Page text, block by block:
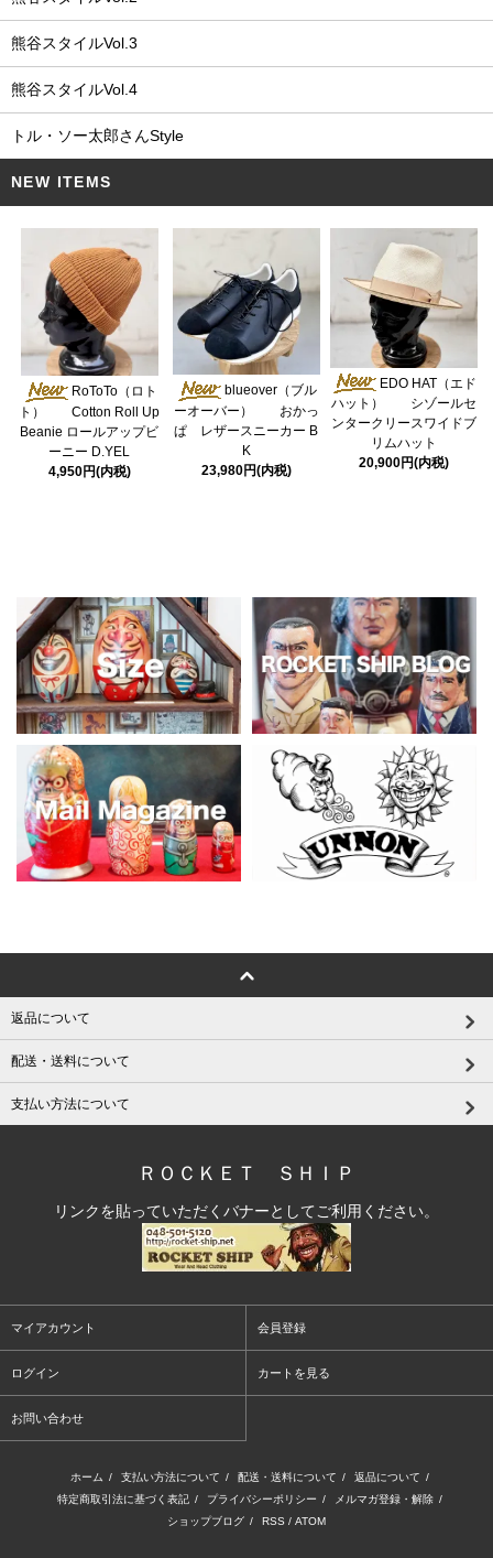
熊谷スタイルVol.3
熊谷スタイルVol.4
トル・ソー太郎さんStyle
NEW ITEMS
RoToTo（ロト
ト） Cotton Roll Up
Beanie ロールアップビ
ーニー D.YEL
4,950円(内税)
blueover（ブル
ーオーバー） おかっ
ぱ レザースニーカー B
K
23,980円(内税)
EDO HAT（エド
ハット） シゾールセ
ンタークリースワイドブ
リムハット
20,900円(内税)
返品について
配送・送料について
支払い方法について
ＲＯＣＫＥＴ ＳＨＩＰ
リンクを貼っていただくバナーとしてご利用ください。
マイアカウント 会員登録
ログイン カートを見る
お問い合わせ
ホーム / 支払い方法について / 配送・送料について / 返品について /
特定商取引法に基づく表記 / プライバシーポリシー / メルマガ登録・解除 /
ショップブログ / RSS / ATOM